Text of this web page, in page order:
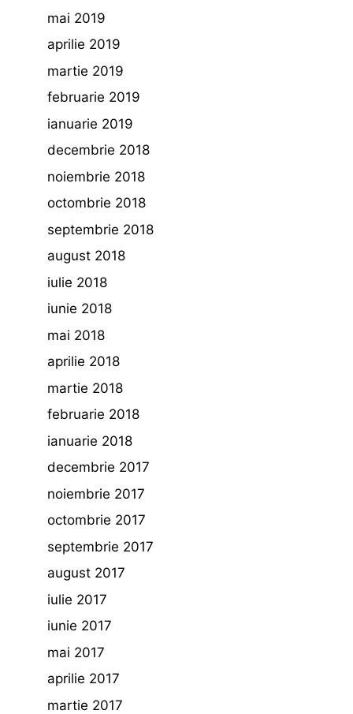
mai 2019
aprilie 2019
martie 2019
februarie 2019
ianuarie 2019
decembrie 2018
noiembrie 2018
octombrie 2018
septembrie 2018
august 2018
iulie 2018
iunie 2018
mai 2018
aprilie 2018
martie 2018
februarie 2018
ianuarie 2018
decembrie 2017
noiembrie 2017
octombrie 2017
septembrie 2017
august 2017
iulie 2017
iunie 2017
mai 2017
aprilie 2017
martie 2017